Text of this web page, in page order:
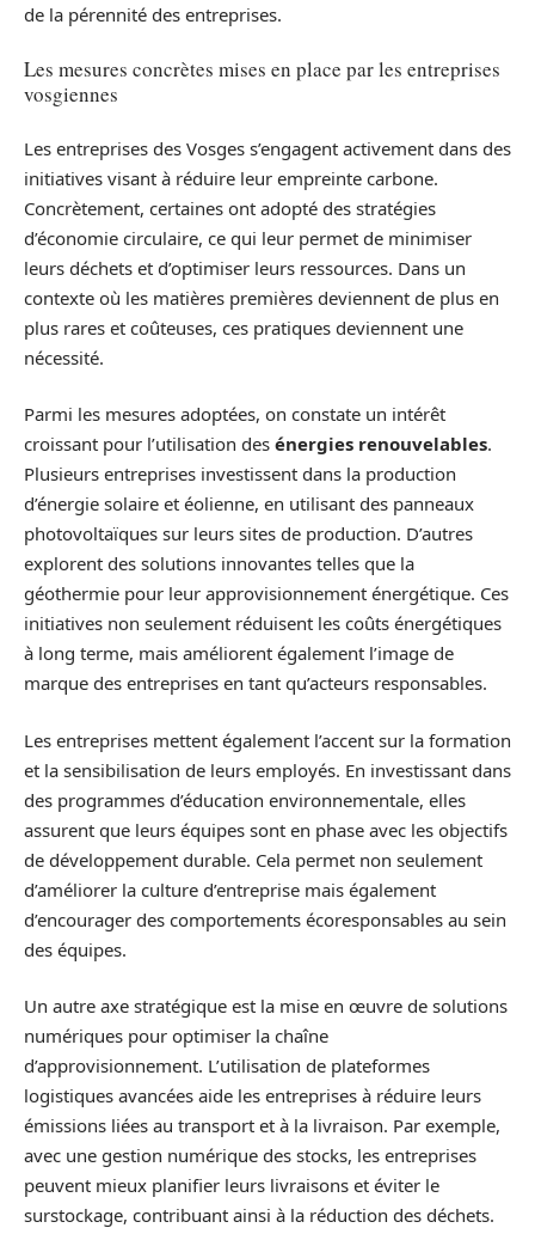
de la pérennité des entreprises.
Les mesures concrètes mises en place par les entreprises
vosgiennes
Les entreprises des Vosges s’engagent activement dans des
initiatives visant à réduire leur empreinte carbone.
Concrètement, certaines ont adopté des stratégies
d’économie circulaire, ce qui leur permet de minimiser
leurs déchets et d’optimiser leurs ressources. Dans un
contexte où les matières premières deviennent de plus en
plus rares et coûteuses, ces pratiques deviennent une
nécessité.
Parmi les mesures adoptées, on constate un intérêt
croissant pour l’utilisation des énergies renouvelables.
Plusieurs entreprises investissent dans la production
d’énergie solaire et éolienne, en utilisant des panneaux
photovoltaïques sur leurs sites de production. D’autres
explorent des solutions innovantes telles que la
géothermie pour leur approvisionnement énergétique. Ces
initiatives non seulement réduisent les coûts énergétiques
à long terme, mais améliorent également l’image de
marque des entreprises en tant qu’acteurs responsables.
Les entreprises mettent également l’accent sur la formation
et la sensibilisation de leurs employés. En investissant dans
des programmes d’éducation environnementale, elles
assurent que leurs équipes sont en phase avec les objectifs
de développement durable. Cela permet non seulement
d’améliorer la culture d’entreprise mais également
d’encourager des comportements écoresponsables au sein
des équipes.
Un autre axe stratégique est la mise en œuvre de solutions
numériques pour optimiser la chaîne
d’approvisionnement. L’utilisation de plateformes
logistiques avancées aide les entreprises à réduire leurs
émissions liées au transport et à la livraison. Par exemple,
avec une gestion numérique des stocks, les entreprises
peuvent mieux planifier leurs livraisons et éviter le
surstockage, contribuant ainsi à la réduction des déchets.